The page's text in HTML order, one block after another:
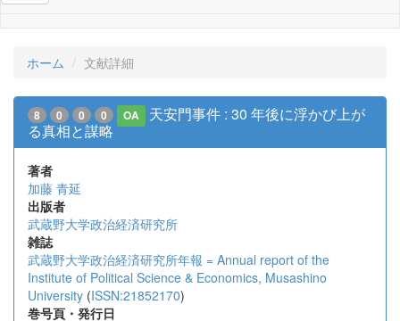
ホーム 文献詳細
8 0 0 0 OA
天安門事件 : 30 年後に浮かび上が
る真相と謀略
著者
加藤 青延
出版者
武蔵野大学政治経済研究所
雑誌
武蔵野大学政治経済研究所年報 = Annual report of the
Institute of Political Science & Economics, Musashino
University (ISSN:21852170)
巻号頁・発行日